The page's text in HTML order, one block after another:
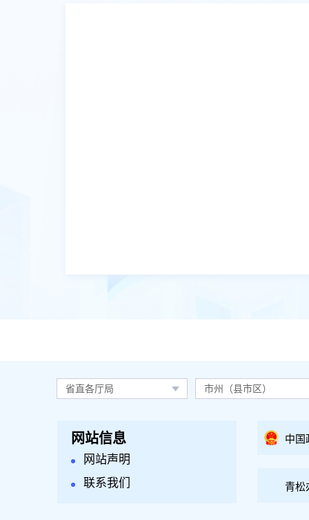
省直各厅局 市州（县市区）
网站信息
网站声明
联系我们
中国
青松